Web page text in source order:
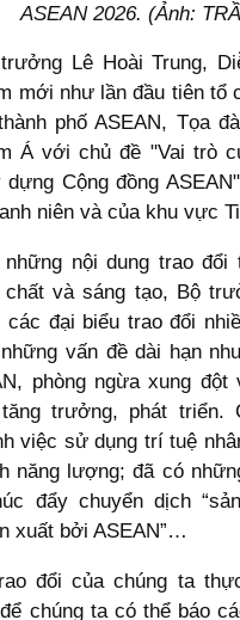
ASEAN 2026. (Ảnh:
Lê Hoài Trung,
mới như lần đầu tiên tổ
phố ASEAN, Tọa
Á với chủ đề "Vai trò
dựng Cộng đồng
niên và của khu vực
nội dung trao đổi
và sáng tạo, Bộ
các đại biểu trao đổi
những vấn đề dài hạn
phòng ngừa xung đột
trưởng, phát triển.
việc sử dụng trí tuệ
năng lượng; đã có
đẩy chuyển dịch
xuất bởi ASEAN”…
đổi của chúng ta
chúng ta có thể báo